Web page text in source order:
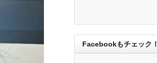
Facebookもチェック！